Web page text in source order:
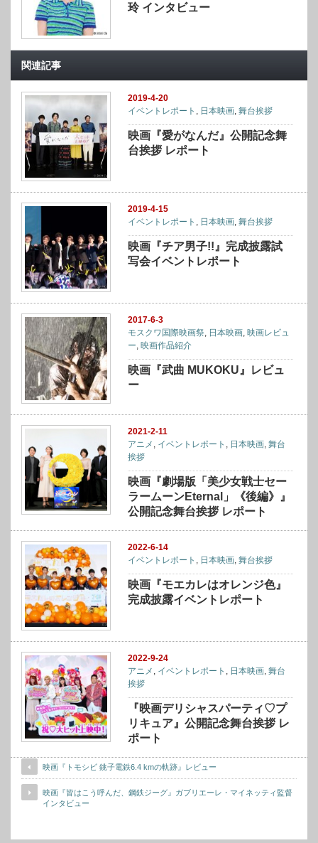
玲 インタビュー
関連記事
2019-4-20
イベントレポート
日本映画 ,舞台挨拶
映画『愛がなんだ』公開記念舞
台挨拶 レポート
2019-4-15
イベントレポート , 日本映画,舞台挨拶
映画『チア男子!!』完成披露試
写会イベントレポート
2017-6-3
モスクワ国際映画祭, 日本映画,映画レビュ
ー,映画作品紹介
映画『武曲 MUKOKU』レビュ
ー
2021-2-11
アニメ
イベントレポート 日本映画 ,舞台
挨拶
映画『劇場版「美少女戦士セー
ラームーンEternal」《後編》』
公開記念舞台挨拶 レポート
2022-6-14
イベントレポート
日本映画 ,舞台挨拶
映画『モエカレはオレンジ色』
完成披露イベントレポート
2022-9-24
アニメ , イベントレポート , 日本映画,舞台
挨拶
『映画デリシャスパーティ♡プ
リキュア』公開記念舞台挨拶 レ
ポート
映画『トモシビ 銚子電鉄6.4 kmの軌跡』レビュー
映画『皆はこう呼んだ、鋼鉄ジーグ』ガブリエーレ・マイネッティ監督
インタビュー